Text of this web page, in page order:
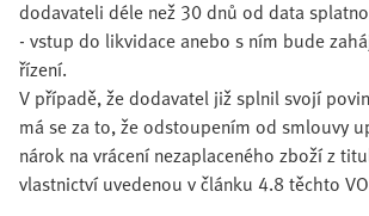
dodavateli déle než 30 dnů od data
- vstup do likvidace anebo s ním bude
řízení.
V případě, že dodavatel již splnil svojí
má se za to, že odstoupením od smlouvy
nárok na vrácení nezaplaceného zboží z
vlastnictví uvedenou v článku 4.8 těchto